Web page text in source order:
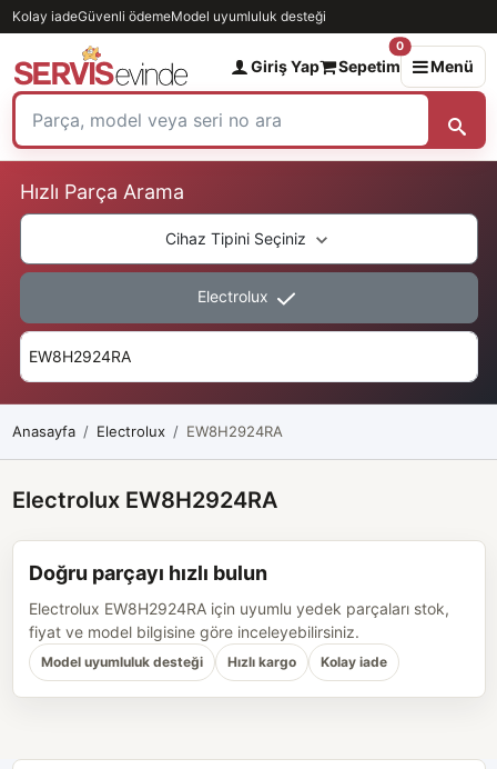
Kolay iadeGüvenli ödemeModel uyumluluk desteği
Giriş Yap Sepetim
0
Menü
Hızlı Parça Arama
Cihaz Tipini Seçiniz
Electrolux
Anasayfa Electrolux EW8H2924RA
Electrolux EW8H2924RA
Doğru parçayı hızlı bulun
Electrolux EW8H2924RA için uyumlu yedek parçaları stok,
fiyat ve model bilgisine göre inceleyebilirsiniz.
Model uyumluluk desteği Hızlı kargo Kolay iade